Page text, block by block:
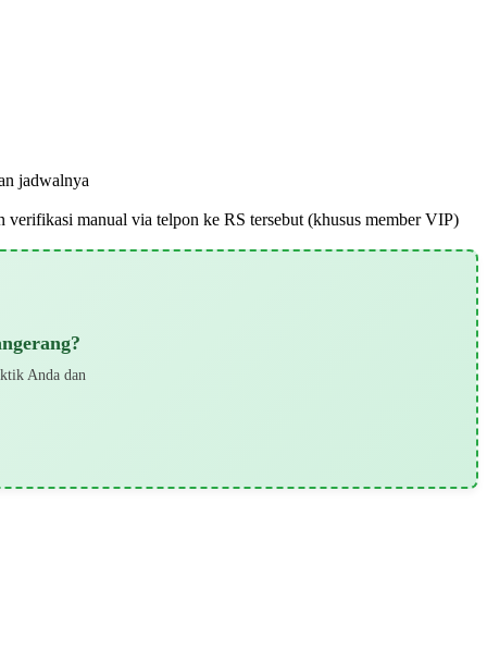
jadwalnya
verifikasi manual via telpon ke RS tersebut (khusus member VIP)
Anda dan